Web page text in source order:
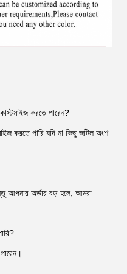
করতে পারেন?
করতে পারি যদি না কিছু জটিল অংশ
আপনার অর্ডার বড় হলে, আমরা